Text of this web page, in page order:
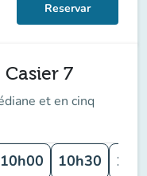
Reservar
7
et en cinq
10h00 10h30